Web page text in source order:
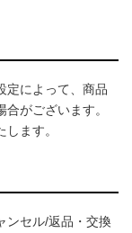
定によって、商品
がございます。
ます。
ンセル/返品・交換